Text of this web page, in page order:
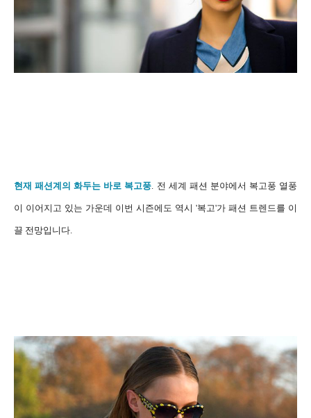
현재 패션계의 화두는 바로 복고풍 . 전 세계 패션 분야에서 복고풍 열풍
이 이어지고 있는 가운데 이번 시즌에도 역시 '복고'가 패션 트렌드를 이
끌 전망입니다.